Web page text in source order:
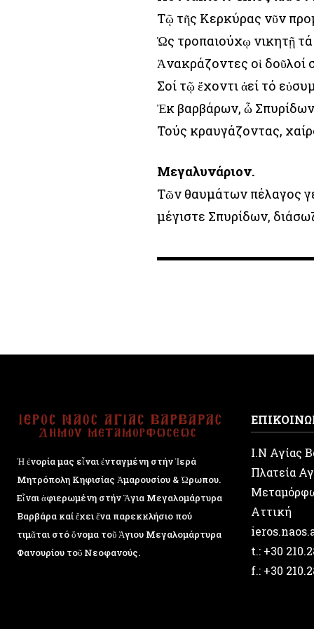
Τῷ τῆς Κερκύρας νῦν
Ὡς τροπαιούχῳ νικητῇ τά
Ἀνακράζοντες οἱ δοῦλοί
Σοί τῷ ἔχοντι ἀεί τό
Ἐκ βαρβάρων, ὦ
Τούς κραυγάζοντας,
Μεγαλυνάριον.
Τῶν θαυμάτων πέλαγος
μέγιστε Σπυρίδων,
Ἡ ἐνορία μας εἶναι ἐνταγμένη στήν Ἱερά
Μητρόπολη Κηφισίας Ἁμαρουσίου & Ὠρωπου.
Εἶναι ἀφιερωμένη στήν Ἅγια Μεγαλομάρτυρα
Βαρβάρα καί ἔχει ἕνα παρεκκλήσιο πού
τιμᾶται στό ὄνομα τοῦ Ἁγιου Μεγαλομάρτυρα
Φανουρίου τοῦ Νεοφανούς.
Ι.Ν Αγίας
Πλατεία
Αττική
t.: +30
f.: +30